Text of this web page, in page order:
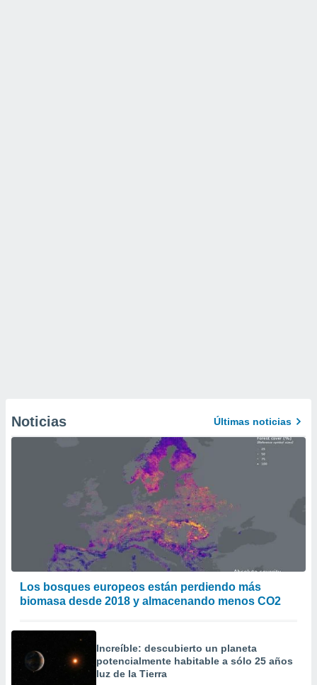
Noticias Últimas noticias
Los bosques europeos están perdiendo más
biomasa desde 2018 y almacenando menos CO2
Increíble: descubierto un planeta
potencialmente habitable a sólo 25 años
luz de la Tierra